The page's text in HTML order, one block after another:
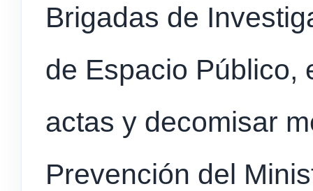
Brigadas de
de Espacio Público,
actas y decomisar
Prevención del